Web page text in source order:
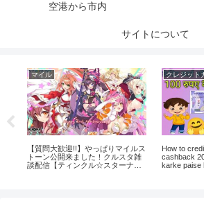
空港から市内
サイトについて
マイル
【質問大歓迎!!】やっぱりマイルス
トーン公開来ました！クルスタ雑
談配信【ティンクル☆スターナイ
クレジット
How to
cashback
karke paise